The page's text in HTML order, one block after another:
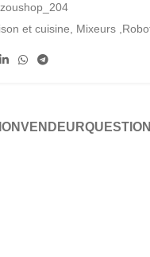
et cuisine Mixeurs
VENDEUR